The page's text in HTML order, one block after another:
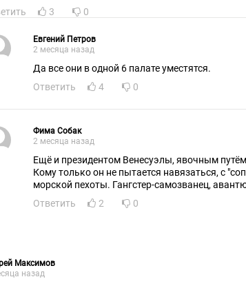
3 0
Евгений Петров
2 месяца назад
Да все они в одной 6 палате уместятся.
Ответить
4 0
Фима Собак
2 месяца назад
Ещё и президентом Венесуэлы, явочным
Кому только он не пытается навязаться, с
морской пехоты. Гангстер-самозванец,
Ответить
2 0
Максимов
назад